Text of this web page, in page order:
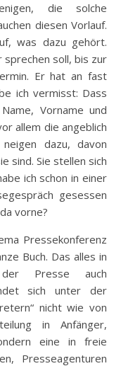
die solche
diesen Vorlauf.
was dazu gehört.
soll, bis zur
Er hat an fast
ich vermisst: Dass
Vorname und
allem die angeblich
dazu, davon
sind. Sie stellen sich
ich schon in einer
gesessen
vorne?
Pressekonferenz
Buch. Das alles in
Presse auch
sich unter der
nicht wie von
in Anfänger,
eine in freie
Presseagenturen